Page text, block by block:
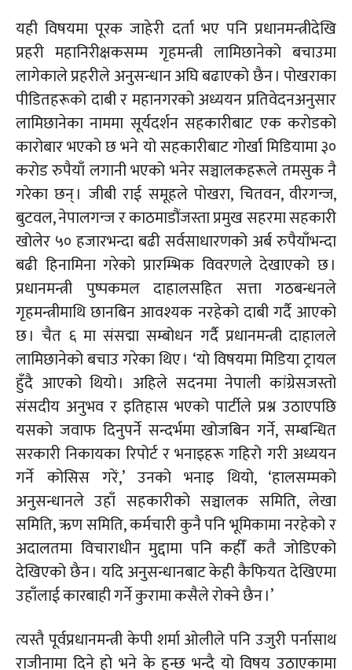
यही विषयमा पूरक जाहेरी दर्ता भए पनि प्रधानमन्त्रीदेखि
प्रहरी महानिरीक्षकसम्म गृहमन्त्री लामिछानेको बचाउमा
लागेकाले प्रहरीले अनुसन्धान अघि बढाएको छैन । पोखराका
पीडितहरूको दाबी र महानगरको अध्ययन प्रतिवेदनअनुसार
लामिछानेका नाममा सूर्यदर्शन सहकारीबाट एक करोडको
कारोबार भएको छ भने यो सहकारीबाट गोर्खा मिडियामा ३०
करोड रुपैयाँ लगानी भएको भनेर सञ्चालकहरूले तमसुक नै
गरेका छन् । जीबी राई समूहले पोखरा, चितवन, वीरगन्ज,
बुटवल, नेपालगन्ज रकाठमाडौंजस्ताप्रमुख सहरमा सहकारी
खोलेर ५० हजारभन्दा बढी सर्वसाधारणको अर्ब रुपैयाँभन्दा
बढी हिनामिना गरेको प्रारम्भिक विवरणले देखाएको छ ।
प्रधानमन्त्री पुष्पकमल दाहालसहित सत्ता गठबन्धनले
गृहमन्त्रीमाथि छानबिन आवश्यक नरहेको दाबी गर्दै आएको
छ । चैत ६ मा संसद्मा सम्बोधन गर्दै प्रधानमन्त्री दाहालले
लामिछानेको बचाउ गरेका थिए । ‘यो विषयमा मिडियाट्रायल
हुँदै आएको थियो । अहिले सदनमा नेपाली कांग्रेसजस्तो
संसदीय अनुभव र इतिहास भएको पार्टीले प्रश्न उठाएपछि
यसको जवाफ दिनुपर्ने सन्दर्भमा खोजबिन गर्ने, सम्बन्धित
सरकारी निकायका रिपोर्ट र भनाइहरू गहिरो गरी अध्ययन
गर्ने कोसिस गरें,’उनको भनाइ थियो, ‘हालसम्मको
अनुसन्धानले उहाँ सहकारीको सञ्चालक समिति, लेखा
समिति, ऋण समिति, कर्मचारी कुनै पनि भूमिकामा नरहेको र
अदालतमा विचाराधीन मुद्दामा पनि कहीँ कतै जोडिएको
देखिएको छैन । यदि अनुसन्धानबाट केही कैफियत देखिएमा
उहाँलाई कारबाही गर्ने कुरामा कसैले रोक्ने छैन ।’
त्यस्तै पूर्वप्रधानमन्त्री केपी शर्मा ओलीले पनि उजुरी पर्नासाथ
राजीनामा दिने हो भने के हुन्छ भन्दै यो विषय उठाएकामा